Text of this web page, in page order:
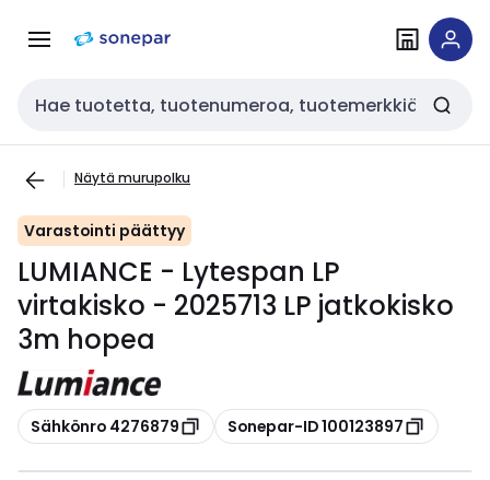
navigointiinsisältöön
Haku
Näytä murupolku
Varastointi päättyy
LUMIANCE - Lytespan LP
virtakisko - 2025713 LP jatkokisko
3m hopea
Kopioi
Sähkönro 4276879 Kopioi
Sonepar-ID 100123897